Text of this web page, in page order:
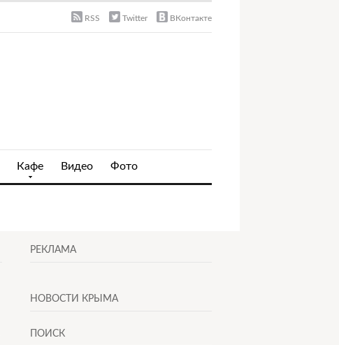
RSS Twitter ВКонтакте
Кафе Видео Фото
РЕКЛАМА
НОВОСТИ КРЫМА
ПОИСК